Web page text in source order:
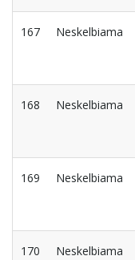
167 Neskelbiama
168 Neskelbiama
169 Neskelbiama
170 Neskelbiama